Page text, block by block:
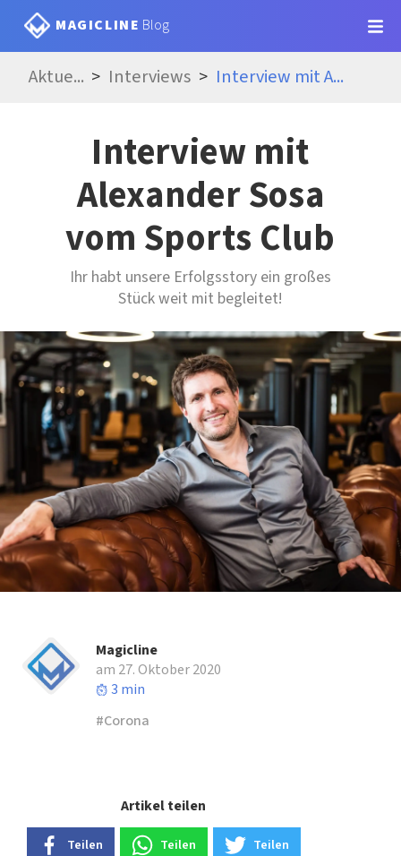
MAGICLINE Blog
Aktue... Interviews Interview mit A...
Interview mit
Alexander Sosa
vom Sports Club
Ihr habt unsere Erfolgsstory ein großes
Stück weit mit begleitet!
Magicline
am 27. Oktober 2020
3 min
Corona
Artikel teilen
Teilen Teilen Teilen